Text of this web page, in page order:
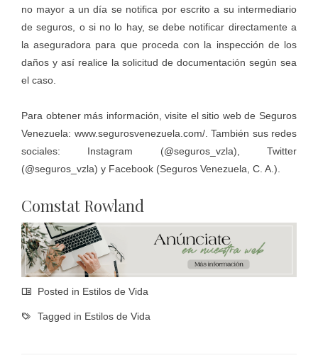
no mayor a un día se notifica por escrito a su intermediario
de seguros, o si no lo hay, se debe notificar directamente a
la aseguradora para que proceda con la inspección de los
daños y así realice la solicitud de documentación según sea
el caso.
Para obtener más información, visite el sitio web de Seguros
Venezuela: www.segurosvenezuela.com/. También sus redes
sociales: Instagram (@seguros_vzla), Twitter
(@seguros_vzla) y Facebook (Seguros Venezuela, C. A. ).
Comstat Rowland
Posted in Estilos de Vida
Tagged in Estilos de Vida